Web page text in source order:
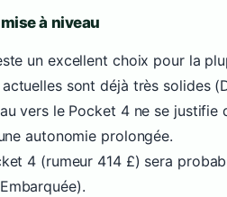
à niveau
un excellent choix pour la
sont déjà très solides
vers le Pocket 4 ne se justifie
autonomie prolongée.
4 (rumeur 414 £) sera